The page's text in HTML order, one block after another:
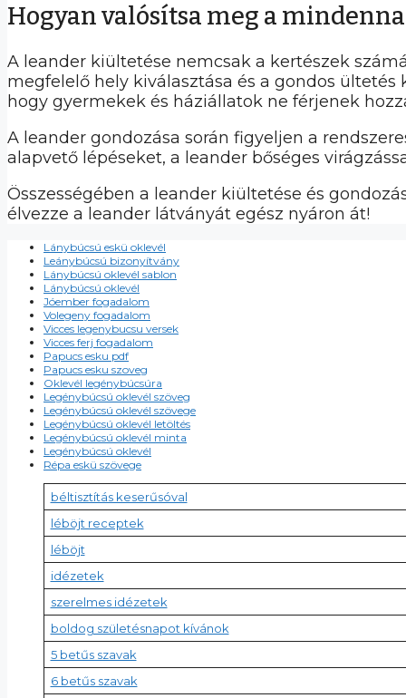
Hogyan valósítsa meg a
A leander kiültetése nemcsak a kertészek
megfelelő hely kiválasztása és a gondos
hogy gyermekek és háziállatok ne férjenek
A leander gondozása során figyeljen a
alapvető lépéseket, a leander bőséges
Összességében a leander kiültetése és
élvezze a leander látványát egész nyáron át!
Lánybúcsú eskü oklevél
Leánybúcsú bizonyítvány
Lánybúcsú oklevél sablon
Lánybúcsú oklevél
Jóember fogadalom
Volegeny fogadalom
Vicces legenybucsu versek
Vicces ferj fogadalom
Papucs esku pdf
Papucs esku szoveg
Oklevél legénybúcsúra
Legénybúcsú oklevél szöveg
Legénybúcsú oklevél szövege
Legénybúcsú oklevél letöltés
Legénybúcsú oklevél minta
Legénybúcsú oklevél
Répa eskü szövege
béltisztítás keserűsóval
léböjt receptek
léböjt
idézetek
szerelmes idézetek
boldog születésnapot kívánok
5 betűs szavak
6 betűs szavak